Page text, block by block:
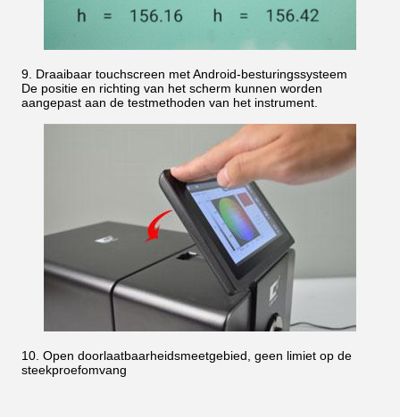
9. Draaibaar touchscreen met Android-besturingssysteem
De positie en richting van het scherm kunnen worden
aangepast aan de testmethoden van het instrument.
10. Open doorlaatbaarheidsmeetgebied, geen limiet op de
steekproefomvang